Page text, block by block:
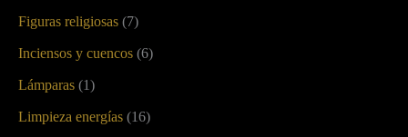
Figuras religiosas (7)
Inciensos y cuencos (6)
Lámparas (1)
Limpieza energías (16)